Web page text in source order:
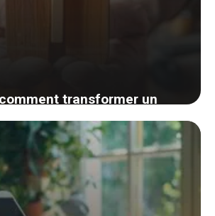
transformer un
en un support de